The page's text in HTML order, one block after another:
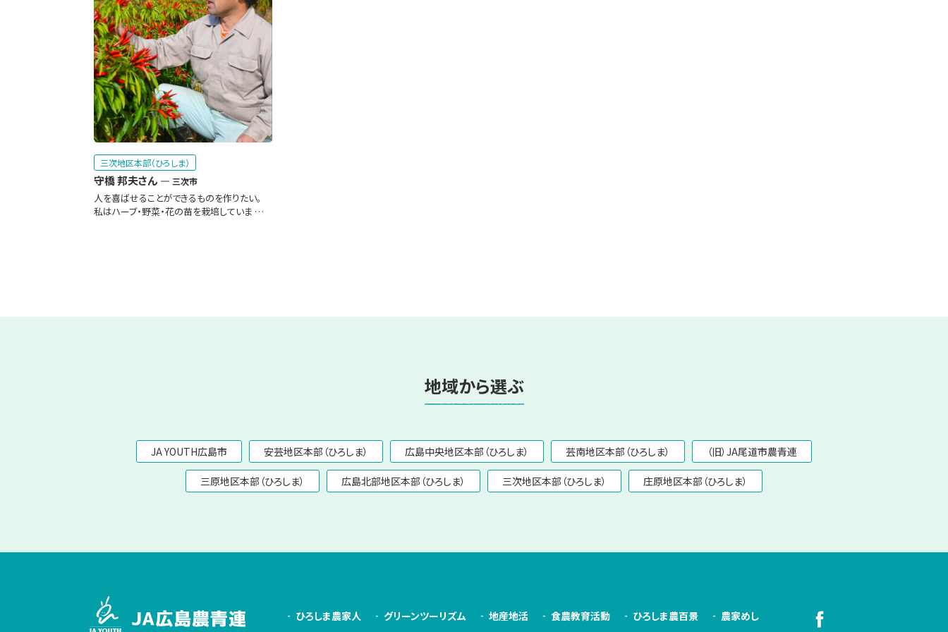
三次地区本部（ひろしま）
守橋 邦夫さん 三次市
人を喜ばせることができるものを作りたい。
私はハーブ・野菜・花の苗を栽培していま …
地域から選ぶ
JA YOUTH広島市 安芸地区本部（ひろしま） 広島中央地区本部（ひろしま） 芸南地区本部（ひろしま） （旧）JA尾道市農青連
三原地区本部（ひろしま） 広島北部地区本部（ひろしま） 三次地区本部（ひろしま） 庄原地区本部（ひろしま）
ひろしま農家人 グリーンツーリズム 地産地活 食農教育活動 ひろしま農百景
農家めし